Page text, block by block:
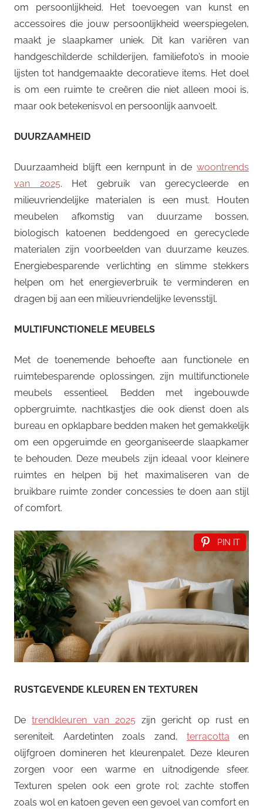
om persoonlijkheid. Het toevoegen van kunst en
accessoires die jouw persoonlijkheid weerspiegelen,
maakt je slaapkamer uniek. Dit kan variëren van
handgeschilderde schilderijen, familiefoto’s in mooie
lijsten tot handgemaakte decoratieve items. Het doel
is om een ruimte te creëren die niet alleen mooi is,
maar ook betekenisvol en persoonlijk aanvoelt.
DUURZAAMHEID
Duurzaamheid blijft een kernpunt in de woontrends
van 2025. Het gebruik van gerecycleerde en
milieuvriendelijke materialen is een must. Houten
meubelen afkomstig van duurzame bossen,
biologisch katoenen beddengoed en gerecyclede
materialen zijn voorbeelden van duurzame keuzes.
Energiebesparende verlichting en slimme stekkers
helpen om het energieverbruik te verminderen en
dragen bij aan een milieuvriendelijke levensstijl.
MULTIFUNCTIONELE MEUBELS
Met de toenemende behoefte aan functionele en
ruimtebesparende oplossingen, zijn multifunctionele
meubels essentieel. Bedden met ingebouwde
opbergruimte, nachtkastjes die ook dienst doen als
bureau en opklapbare bedden maken het gemakkelijk
om een opgeruimde en georganiseerde slaapkamer
te behouden. Deze meubels zijn ideaal voor kleinere
ruimtes en helpen bij het maximaliseren van de
bruikbare ruimte zonder concessies te doen aan stijl
of comfort.
PIN IT
RUSTGEVENDE KLEUREN EN TEXTUREN
Detrendkleuren van 2025 zijn gericht op rust en
sereniteit. Aardetinten zoals zand, terracotta en
olijfgroen domineren het kleurenpalet. Deze kleuren
zorgen voor een warme en uitnodigende sfeer.
Texturen spelen ook een grote rol; zachte stoffen
zoals wol en katoen geven een gevoel van comfort en